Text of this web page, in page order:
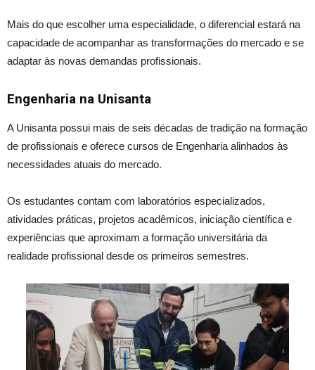
Mais do que escolher uma especialidade, o diferencial estará na
capacidade de acompanhar as transformações do mercado e se
adaptar às novas demandas profissionais.
Engenharia na Unisanta
A Unisanta possui mais de seis décadas de tradição na formação
de profissionais e oferece cursos de Engenharia alinhados às
necessidades atuais do mercado.
Os estudantes contam com laboratórios especializados,
atividades práticas, projetos acadêmicos, iniciação científica e
experiências que aproximam a formação universitária da
realidade profissional desde os primeiros semestres.